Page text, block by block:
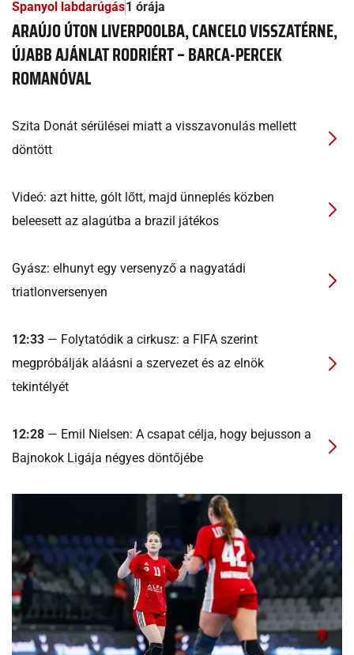
Spanyol labdarúgás1 órája
ARAÚJO ÚTON LIVERPOOLBA, CANCELO VISSZATÉRNE,
ÚJABB AJÁNLAT RODRIÉRT – BARCA-PERCEK
ROMANÓVAL
Szita Donát sérülései miatt a visszavonulás mellett
döntött
Videó: azt hitte, gólt lőtt, majd ünneplés közben
beleesett az alagútba a brazil játékos
Gyász: elhunyt egy versenyző a nagyatádi
triatlonversenyen
12:33 — Folytatódik a cirkusz: a FIFA szerint
megpróbálják aláásni a szervezet és az elnök
tekintélyét
12:28 — Emil Nielsen: A csapat célja, hogy bejusson a
Bajnokok Ligája négyes döntőjébe